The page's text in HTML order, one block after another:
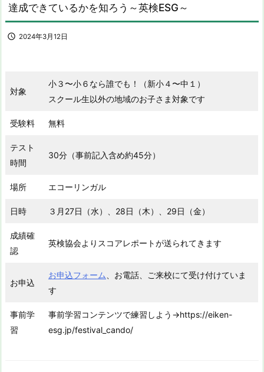
達成できているかを知ろう～英検ESG～
 2024年3月12日
対象
小３〜小６なら誰でも！（新小４〜中１）
スクール生以外の地域のお子さま対象です
受験料 無料
テスト
時間
30分（事前記入含め約45分）
場所 エコーリンガル
日時 ３月27日（水）、28日（木）、29日（金）
成績確
認
英検協会よりスコアレポートが送られてきます
お申込
お申込フォーム
、お電話、ご来校にて受け付けていま
す
事前学
習
事前学習コンテンツで練習しよう→https://eiken-
esg.jp/festival_cando/